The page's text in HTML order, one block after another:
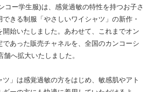
ー学生服)は、感覚過敏の特性を持つお子さ
できる制服「やさしいワイシャツ」の新作・
開始いたしました。あわせて、これまでオン
であった販売チャネルを、全国のカンコーシ
舗へ拡大いたしました。
ツ」は感覚過敏の方をはじめ、敏感肌やアト